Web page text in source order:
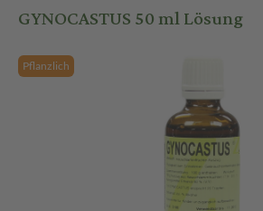
GYNOCASTUS 50 ml Lösung
Pflanzlich